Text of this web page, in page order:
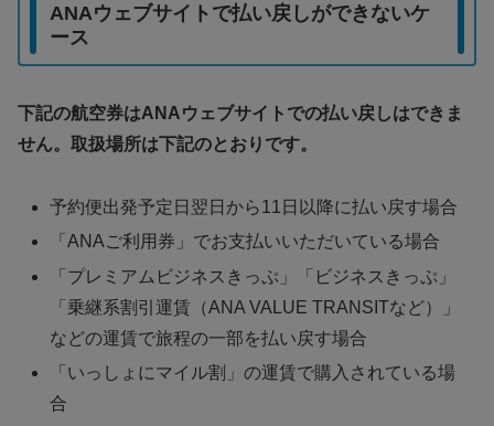
ANAウェブサイトで払い戻しができないケ
ース
下記の航空券はANAウェブサイトでの払い戻しはできま
せん。取扱場所は下記のとおりです。
予約便出発予定日翌日から11日以降に払い戻す場合
「ANAご利用券」でお支払いいただいている場合
「プレミアムビジネスきっぷ」「ビジネスきっぷ」
「乗継系割引運賃（ANA VALUE TRANSITなど）」
などの運賃で旅程の一部を払い戻す場合
「いっしょにマイル割」の運賃で購入されている場
合